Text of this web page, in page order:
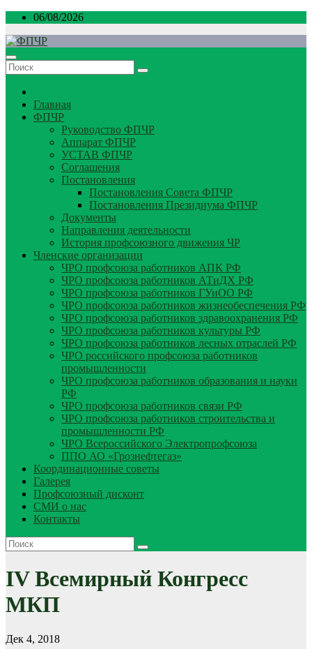
Перейти
содержимому
06/08/2026
Главная
ФПЧР
Руководство ФПЧР
Аппарат ФПЧР
УСТАВ ФПЧР
Соглашения
Постановления
Постановления Совета ФПЧР
Постановления Президиума ФПЧР
Документы
Направления деятельности
История профсоюзного движения ЧР
Членские организации
ЧРО профсоюза работников АПК РФ
ЧРО профсоюза работников АТиДХ РФ
ЧРО профсоюза работников ГУиОО РФ
ЧРО профсоюза работников жизнеобеспечения РФ
ЧРО профсоюза работников здравоохранения РФ
ЧРО профсоюза работников культуры РФ
ЧРО профсоюза работников лесных отраслей РФ
ЧРО российского профсоюза работников
промышленности
ЧРО профсоюза работников образования и науки
РФ
ЧРО профсоюза работников связи РФ
ЧРО профсоюза работников строительства и
промышленности РФ
ЧРО Всероссийского Электропрофсоюза
ППО АО «Грознефтегаз»
Координационные советы
Галерея
Профсоюзный дисконт
СМИ о нас
Контакты
IV Всемирный Конгресс
МКП
Дек 4, 2018